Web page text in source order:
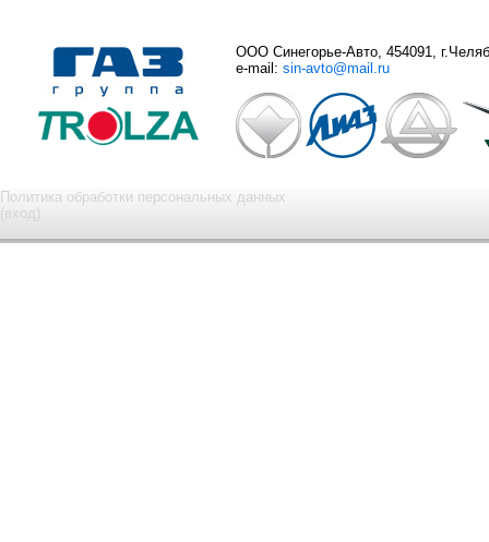
ООО Синегорье-Авто, 454091,
e-mail: sin-avto@mail.ru
Политика обработки персональных данных
(вход)